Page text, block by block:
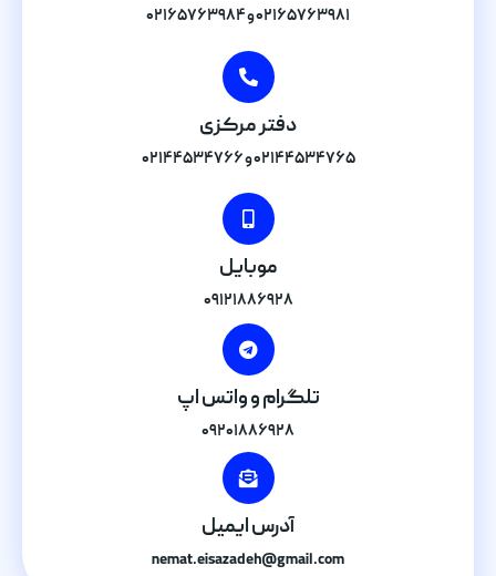
۰۲۱۶۵۷۶۳۹۸۱ و ۰۲۱۶۵۷۶۳۹۸۴
دفتر مرکزی
۰۲۱۴۴۵۳۴۷۶۵ و ۰۲۱۴۴۵۳۴۷۶۶
موبایل
۰۹۱۲۱۸۸۶۹۲۸
تلگرام و واتس اپ
۰۹۲۰۱۸۸۶۹۲۸
آدرس ایمیل
nemat.eisazadeh@gmail.com